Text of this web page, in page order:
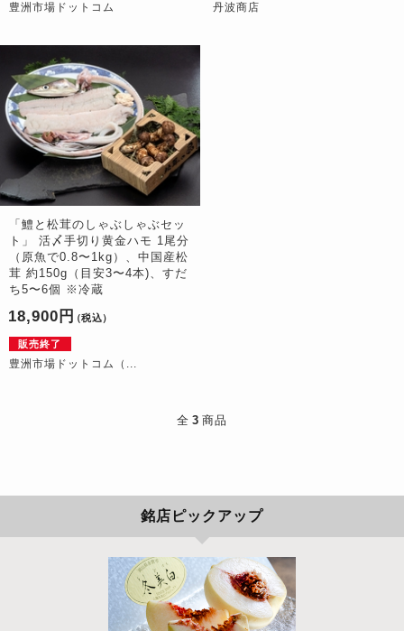
豊洲市場ドットコム
丹波商店
「鱧と松茸のしゃぶしゃぶセッ
ト」 活〆手切り黄金ハモ 1尾分
（原魚で0.8〜1kg）、中国産松
茸 約150g（目安3〜4本)、すだ
ち5〜6個 ※冷蔵
18,900円 （税込）
販売終了
豊洲市場ドットコム（...
全 3 商品
銘店ピックアップ